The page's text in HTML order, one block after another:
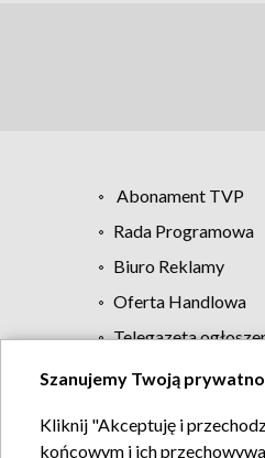
Abonament TVP
Rada Programowa
Biuro Reklamy
Oferta Handlowa
Telegazeta
Szanujemy Twoją
Kliknij "Akceptuję i
końcowym i ich